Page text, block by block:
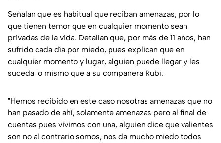
Señalan que es habitual que reciban amenazas, por lo
que tienen temor que en cualquier momento sean
privadas de la vida. Detallan que, por más de 11 años, han
sufrido cada día por miedo, pues explican que en
cualquier momento y lugar, alguien puede llegar y les
suceda lo mismo que a su compañera Rubí.
"Hemos recibido en este caso nosotras amenazas que no
han pasado de ahí, solamente amenazas pero al final de
cuentas pues vivimos con una, alguien dice que valientes
son no al contrario somos, nos da mucho miedo todos